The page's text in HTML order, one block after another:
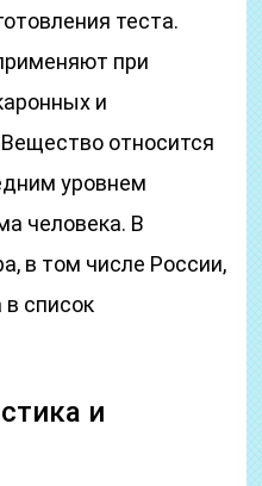
теста.
при
и
относится
уровнем
человека. В
в том числе России,
список
и